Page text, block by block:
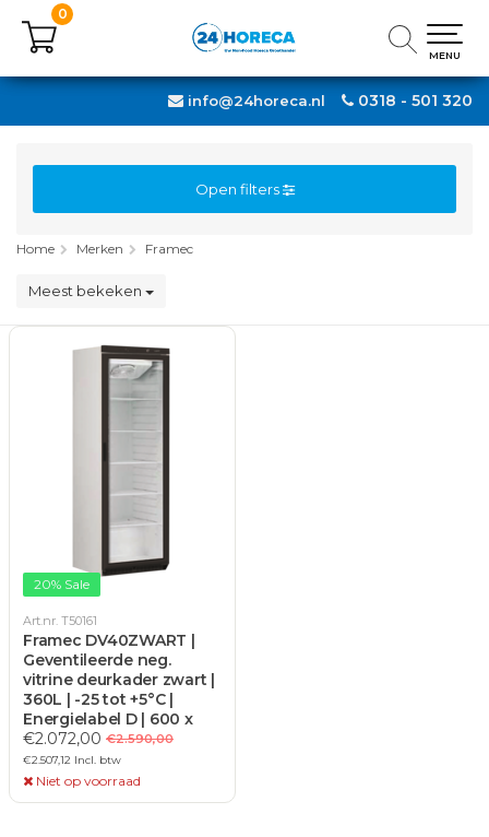
0318 - 501 320
info@24horeca.nl
0
MENU
0
MENU
Open filters
Home Merken Framec
Meest bekeken
20% Sale
Art.nr. T50161
Framec DV40ZWART |
Geventileerde neg.
vitrine deurkader zwart |
360L | -25 tot +5°C |
Energielabel D | 600 x
620 x 1865mm
€2.072,00 €2.590,00
€2.507,12 Incl. btw
Niet op voorraad